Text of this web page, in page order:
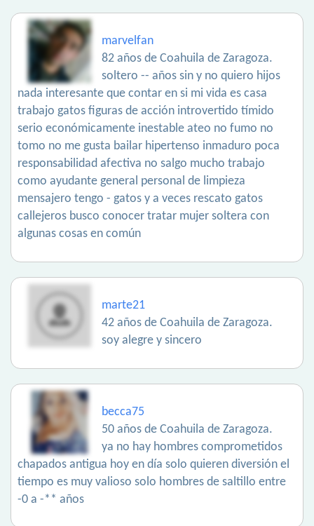
marvelfan
82 años de Coahuila de Zaragoza.
soltero -- años sin y no quiero hijos
nada interesante que contar en si mi vida es casa
trabajo gatos figuras de acción introvertido tímido
serio económicamente inestable ateo no fumo no
tomo no me gusta bailar hipertenso inmaduro poca
responsabilidad afectiva no salgo mucho trabajo
como ayudante general personal de limpieza
mensajero tengo - gatos y a veces rescato gatos
callejeros busco conocer tratar mujer soltera con
algunas cosas en común
marte21
42 años de Coahuila de Zaragoza.
soy alegre y sincero
becca75
50 años de Coahuila de Zaragoza.
ya no hay hombres comprometidos
chapados antigua hoy en día solo quieren diversión el
tiempo es muy valioso solo hombres de saltillo entre
-0 a -** años